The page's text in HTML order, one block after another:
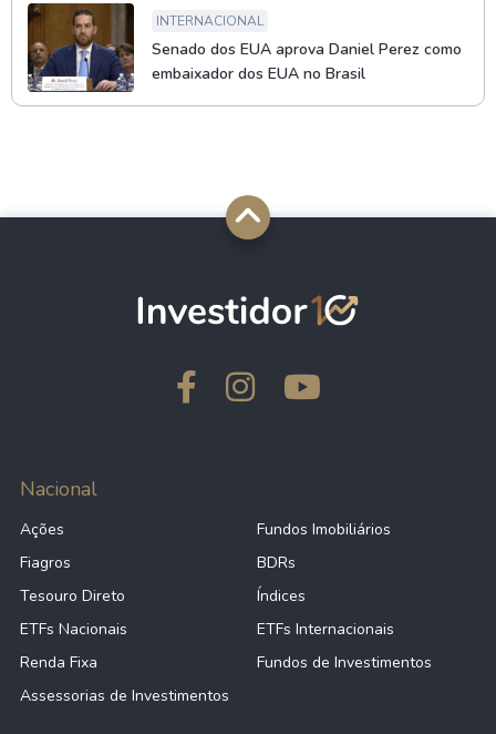
INTERNACIONAL
Senado dos EUA aprova Daniel Perez como
embaixador dos EUA no Brasil
Nacional
Ações
Fundos Imobiliários
Fiagros
BDRs
Tesouro Direto
Índices
ETFs Nacionais
ETFs Internacionais
Renda Fixa
Fundos de Investimentos
Assessorias de Investimentos